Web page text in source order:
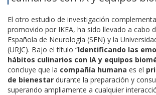
El otro estudio de investigación
promovido por IKEA, ha sido llevado a cabo
Española de Neurología (SEN) y la
(URJC). Bajo el título “Identificando las
hábitos culinarios con IA y equipos
concluye que la compañía humana es el
de bienestar durante la preparación y
superando ampliamente a cualquier